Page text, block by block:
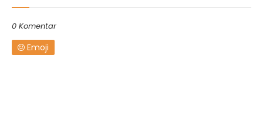
0 Komentar
Emoji